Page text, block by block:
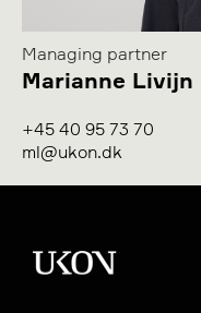
Managing partner
Marianne Livijn
+45 40 95 73 70
ml@ukon.dk